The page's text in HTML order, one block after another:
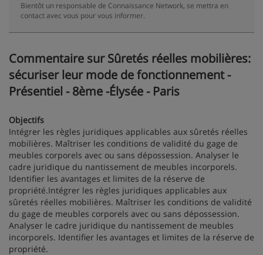
Bientôt un responsable de Connaissance Network, se mettra en
contact avec vous pour vous informer.
Commentaire sur Sûretés réelles mobilières:
sécuriser leur mode de fonctionnement -
Présentiel - 8ème -Élysée - Paris
Objectifs
Intégrer les règles juridiques applicables aux sûretés réelles
mobilières. Maîtriser les conditions de validité du gage de
meubles corporels avec ou sans dépossession. Analyser le
cadre juridique du nantissement de meubles incorporels.
Identifier les avantages et limites de la réserve de
propriété.Intégrer les règles juridiques applicables aux
sûretés réelles mobilières. Maîtriser les conditions de validité
du gage de meubles corporels avec ou sans dépossession.
Analyser le cadre juridique du nantissement de meubles
incorporels. Identifier les avantages et limites de la réserve de
propriété.